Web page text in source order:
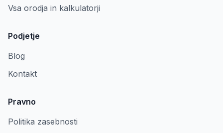
Vsa orodja in kalkulatorji
Podjetje
Blog
Kontakt
Pravno
Politika zasebnosti